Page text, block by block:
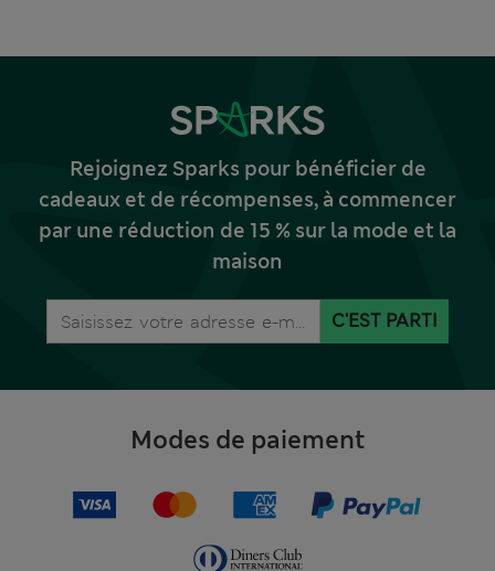
Rejoignez Sparks pour bénéficier de
cadeaux et de récompenses, à commencer
par une réduction de 15 % sur la mode et la
maison
C'EST PARTI
Modes de paiement